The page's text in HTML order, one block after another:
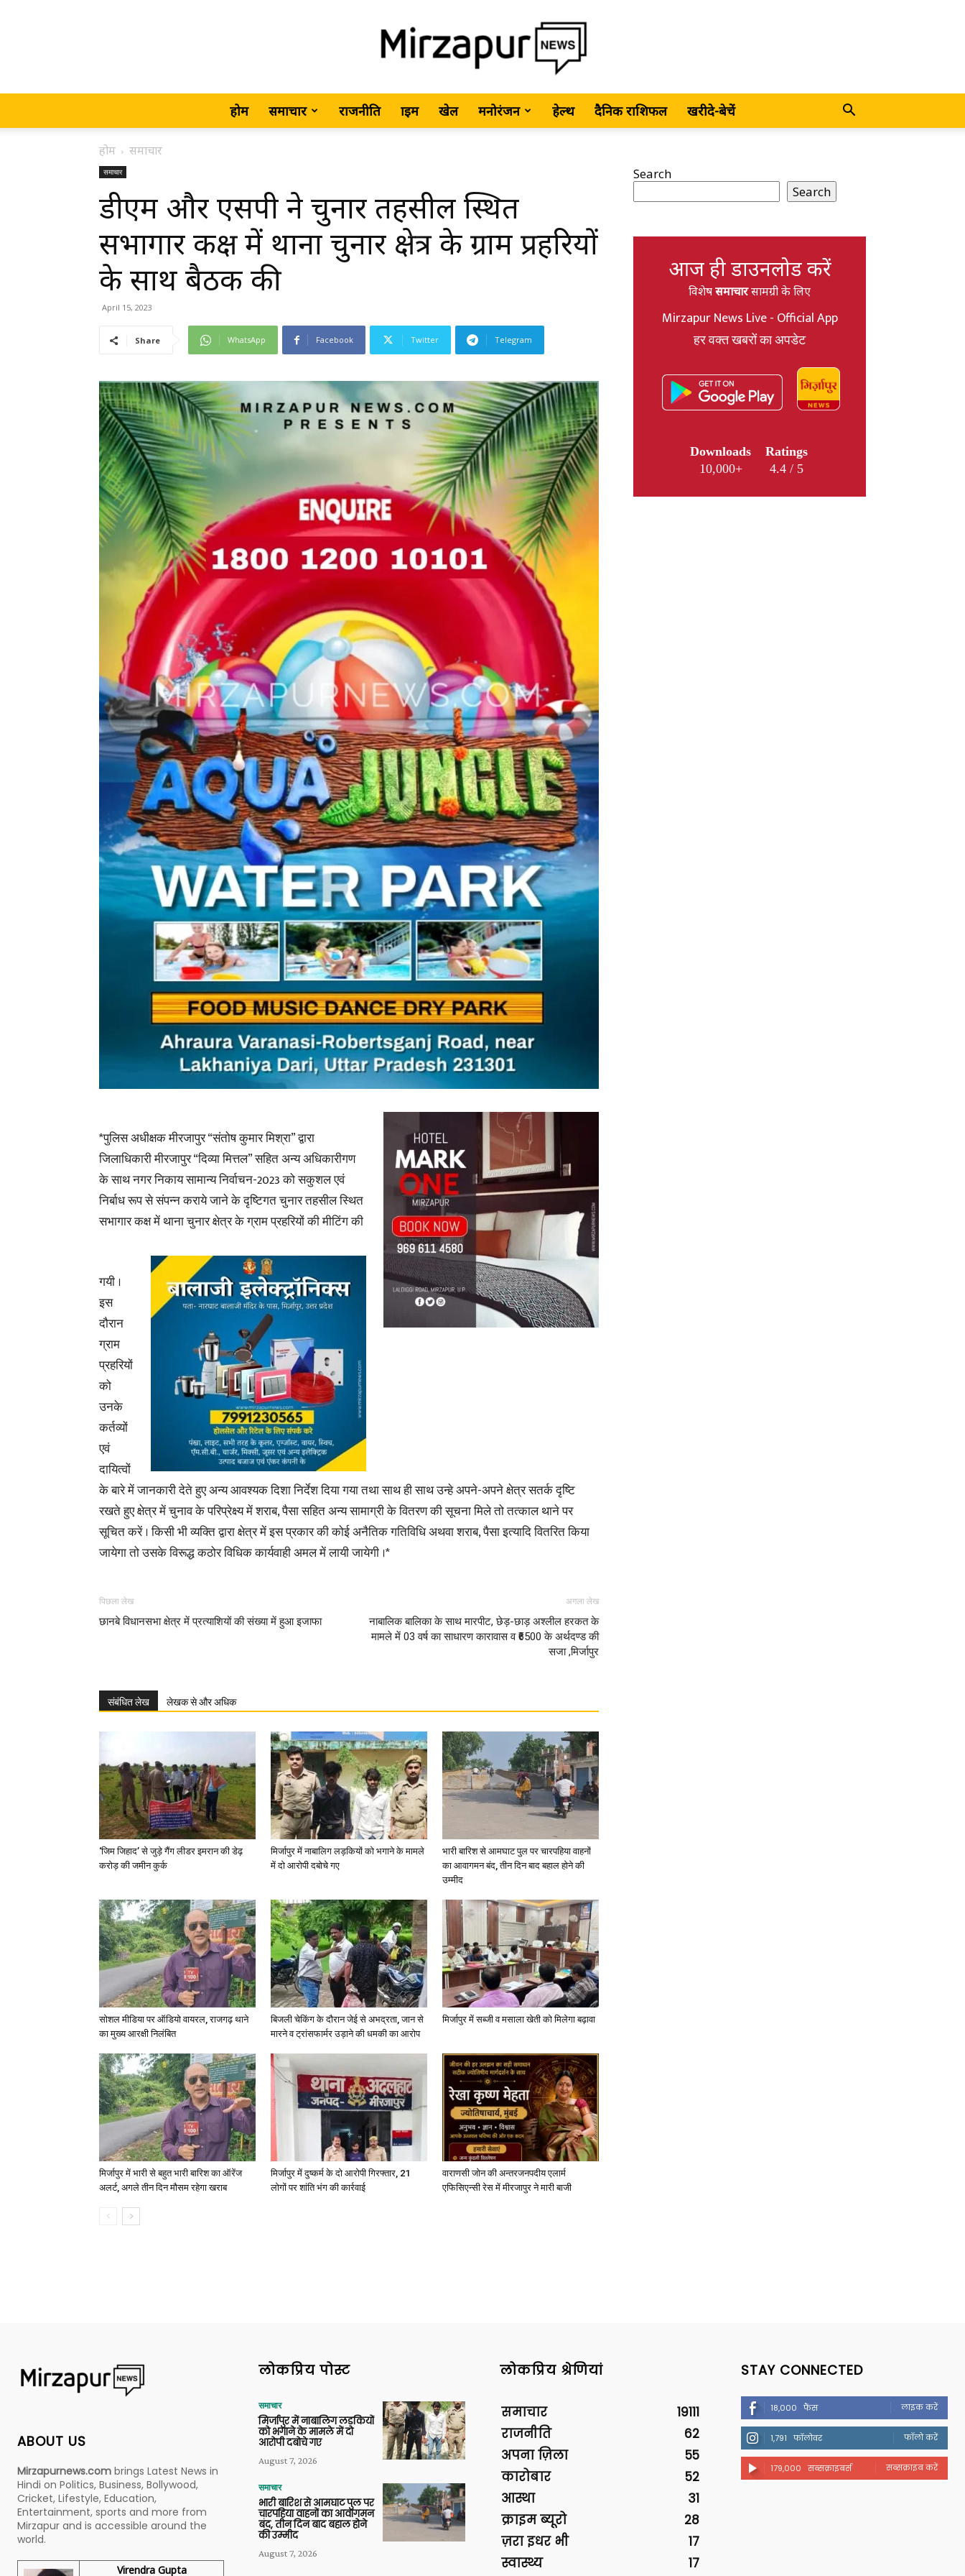
MirzapurNews.com
•
News,
Latest
News
in
Hindi,
Today
Hindi
News
Paper
होम समाचार राजनीति क्राइम खेल मनोरंजन हेल्थ दैनिक राशिफल खरीदे-बेचें
होम समाचार
समाचार
डीएम और एसपी ने चुनार तहसील स्थित
सभागार कक्ष में थाना चुनार क्षेत्र के ग्राम प्रहरियों
के साथ बैठक की
April 15, 2023
Share WhatsApp Facebook Twitter Telegram
*पुलिस अधीक्षक मीरजापुर “संतोष कुमार मिश्रा” द्वारा
जिलाधिकारी मीरजापुर “दिव्या मित्तल” सहित अन्य अधिकारीगण
के साथ नगर निकाय सामान्य निर्वाचन-2023 को सकुशल एवं
निर्बाध रूप से संपन्न कराये जाने के दृष्टिगत चुनार तहसील स्थित
सभागार कक्ष में थाना चुनार क्षेत्र के ग्राम प्रहरियों की मीटिंग की
गयी ।
इस
दौरान
ग्राम
प्रहरियों
को
उनके
कर्तव्यों
एवं
दायित्वों
के बारे में जानकारी देते हुए अन्य आवश्यक दिशा निर्देश दिया गया तथा साथ ही साथ उन्हे अपने-अपने क्षेत्र सतर्क दृष्टि
रखते हुए क्षेत्र में चुनाव के परिप्रेक्ष्य में शराब, पैसा सहित अन्य सामाग्री के वितरण की सूचना मिले तो तत्काल थाने पर
सूचित करें । किसी भी व्यक्ति द्वारा क्षेत्र में इस प्रकार की कोई अनैतिक गतिविधि अथवा शराब, पैसा इत्यादि वितरित किया
जायेगा तो उसके विरूद्ध कठोर विधिक कार्यवाही अमल में लायी जायेगी ।*
पिछला लेख
छानबे विधानसभा क्षेत्र में प्रत्याशियों की संख्या में हुआ इजाफा
अगला लेख
नाबालिक बालिका के साथ मारपीट, छेड़-छाड़ अश्लील हरकत के
मामले में 03 वर्ष का साधारण कारावास व ₹6500 के अर्थदण्ड की
सजा ,मिर्जापुर
संबंधित लेख लेखक से और अधिक
‘जिम जिहाद’ से जुड़े गैंग लीडर इमरान की डेढ़
करोड़ की जमीन कुर्क
मिर्जापुर में नाबालिग लड़कियों को भगाने के मामले
में दो आरोपी दबोचे गए
भारी बारिश से आमघाट पुल पर चारपहिया वाहनों
का आवागमन बंद, तीन दिन बाद बहाल होने की
उम्मीद
सोशल मीडिया पर ऑडियो वायरल, राजगढ़ थाने
का मुख्य आरक्षी निलंबित
बिजली चेकिंग के दौरान जेई से अभद्रता, जान से
मारने व ट्रांसफार्मर उड़ाने की धमकी का आरोप
मिर्जापुर में सब्जी व मसाला खेती को मिलेगा बढ़ावा
मिर्जापुर में भारी से बहुत भारी बारिश का ऑरेंज
अलर्ट, अगले तीन दिन मौसम रहेगा खराब
मिर्जापुर में दुष्कर्म के दो आरोपी गिरफ्तार, 21
लोगों पर शांति भंग की कार्रवाई
वाराणसी जोन की अन्तरजनपदीय एलार्म
एफिसिएन्सी रेस में मीरजापुर ने मारी बाजी
Search
Search
आज ही डाउनलोड करें
विशेषसमाचारसामग्री के लिए
Mirzapur News Live - Official App
हर वक्त खबरों का अपडेट
Downloads
10,000+
Ratings
4.4 / 5
ABOUT US
Mirzapurnews.com brings Latest News in
Hindi on Politics, Business, Bollywood,
Cricket, Lifestyle, Education,
Entertainment, sports and more from
Mirzapur and is accessible around the
world.
Virendra Gupta
लोकप्रिय पोस्ट
समाचार
मिर्जापुर में नाबालिग लड़कियों
को भगाने के मामले में दो
आरोपी दबोचे गए
August 7, 2026
समाचार
भारी बारिश से आमघाट पुल पर
चारपहिया वाहनों का आवागमन
बंद, तीन दिन बाद बहाल होने
की उम्मीद
August 7, 2026
लोकप्रिय श्रेणियां
समाचार
19111
राजनीति
62
अपना ज़िला
55
कारोबार
52
आस्था
31
क्राइम ब्यूरो
28
ज़रा इधर भी
17
स्वास्थ्य
17
STAY CONNECTED
18,000 फैंस लाइक करें
1,791 फॉलोवर फॉलो करें
179,000 सब्सक्राइबर्स सब्सक्राइब करें